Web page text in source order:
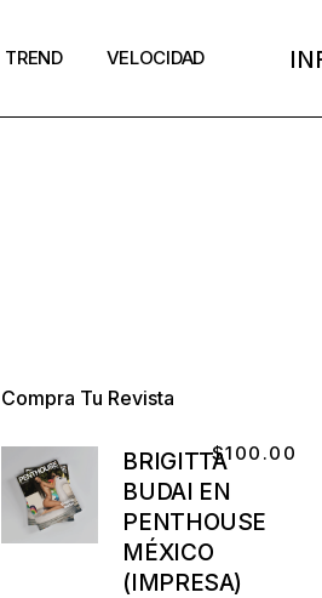
TREND VELOCIDAD
Compra Tu Revista
BRIGITTA
BUDAI EN
PENTHOUSE
MÉXICO
(IMPRESA)
$100.00